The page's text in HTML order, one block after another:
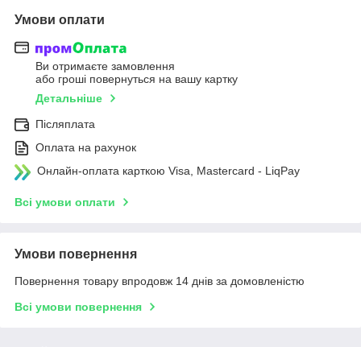
Умови оплати
Ви отримаєте замовлення
або гроші повернуться на вашу картку
Детальніше
Післяплата
Оплата на рахунок
Онлайн-оплата карткою Visa, Mastercard - LiqPay
Всі умови оплати
Умови повернення
Повернення товару впродовж 14 днів за домовленістю
Всі умови повернення